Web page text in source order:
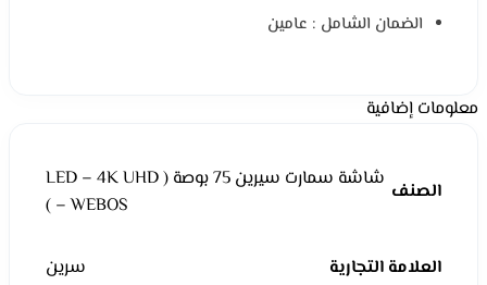
الضمان الشامل : عامين
معلومات إضافية
الصنف
شاشة سمارت سيرين 75 بوصة ( LED – 4K UHD
– WEBOS )
العلامة التجارية سرين